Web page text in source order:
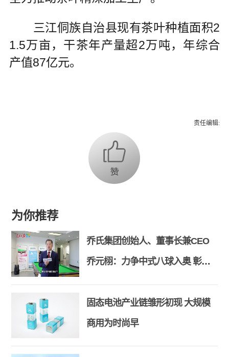
三江侗族自治县现有茶叶种植面积2
1.5万亩，干茶年产量超2万吨，年综合
产值87亿元。
责任编辑:
为你推荐
乔氏集团创始人、董事长兼CEO
乔元栩：力争中式八球入奥 彰显
固态电池产业链雏形初现 大规模
商用为时尚早